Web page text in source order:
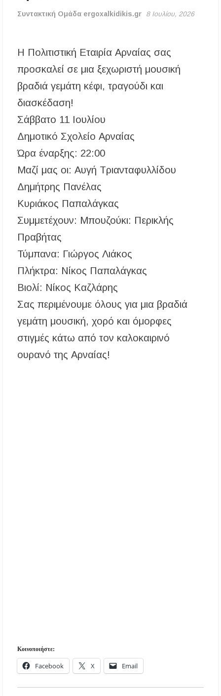
Έλεγχοι σε παραλίες της Χαλκιδικής:
Σφραγίστηκαν πέντε επιχειρήσεις στην
Κασσάνδρα
Χαλκιδική: Νεκρός 68χρονος λουόμενος στην
παραλία της Νέας Ποτίδαιας
για παραλίες – Σφραγίσεις και πρόστιμα μετά
τους ελέγχους
Εγκρίθηκε η λειτουργία τμήματος της Σ.Α.Ε.Κ.
Μουδανιών στον Πολύγυρο– Δικαίωση της
διεκδίκησης του Δήμου Πολυγύρου
Η ΕΥΑΘ επεκτείνεται στη Χαλκιδική – Τι
αλλάζει με τον νέο νόμο για ύδρευση και
αποχέτευση
Χαλκιδική: Νεκρός 69χρονος λουόμενος στην
παραλία Σίβηρης
– Πότε και πού θα σημειωθούν
Συντακτική Ομάδα ergoxalkidikis.gr 8 Ιουλίου, 2026
Η Πολιτιστική Εταιρία Αρναίας σας
προσκαλεί σε μια ξεχωριστή μουσική
βραδιά γεμάτη κέφι, τραγούδι και
διασκέδαση!
Σάββατο 11 Ιουλίου
Δημοτικό Σχολείο Αρναίας
Ώρα έναρξης: 22:00
Μαζί μας οι: Αυγή Τριανταφυλλίδου
Δημήτρης Πανέλας
Κυριάκος Παπαλάγκας
Συμμετέχουν: Μπουζούκι: Περικλής
Πραβήτας
Τύμπανα: Γιώργος Λιάκος
Πλήκτρα: Νίκος Παπαλάγκας
Βιολί: Νίκος Καζλάρης
Σας περιμένουμε όλους για μια βραδιά
γεμάτη μουσική, χορό και όμορφες
στιγμές κάτω από τον καλοκαιρινό
ουρανό της Αρναίας!
Κοινοποιήστε:
Facebook X Email